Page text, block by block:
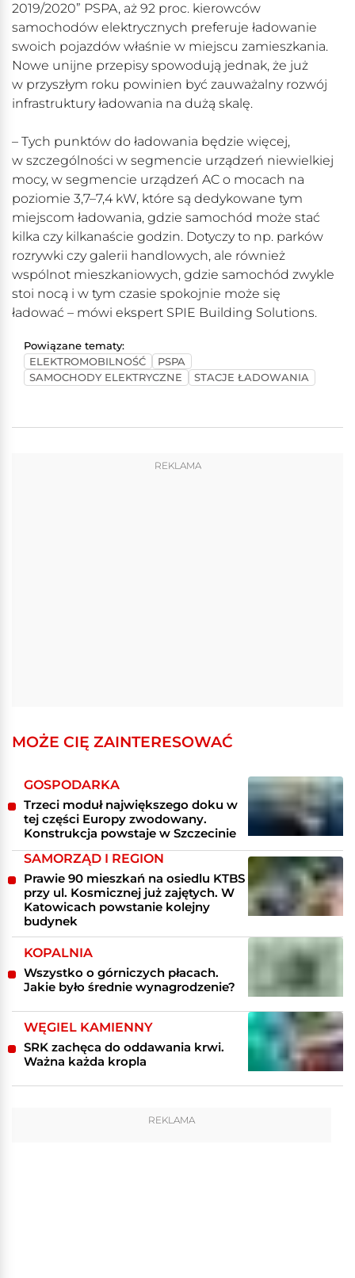
2019/2020” PSPA, aż 92 proc. kierowców
samochodów elektrycznych preferuje ładowanie
swoich pojazdów właśnie w miejscu zamieszkania.
Nowe unijne przepisy spowodują jednak, że już
w przyszłym roku powinien być zauważalny rozwój
infrastruktury ładowania na dużą skalę.
– Tych punktów do ładowania będzie więcej,
w szczególności w segmencie urządzeń niewielkiej
mocy, w segmencie urządzeń AC o mocach na
poziomie 3,7–7,4 kW, które są dedykowane tym
miejscom ładowania, gdzie samochód może stać
kilka czy kilkanaście godzin. Dotyczy to np. parków
rozrywki czy galerii handlowych, ale również
wspólnot mieszkaniowych, gdzie samochód zwykle
stoi nocą i w tym czasie spokojnie może się
ładować – mówi ekspert SPIE Building Solutions.
Powiązane tematy:
ELEKTROMOBILNOŚĆ
PSPA
SAMOCHODY ELEKTRYCZNE
STACJE ŁADOWANIA
REKLAMA
MOŻE CIĘ ZAINTERESOWAĆ
GOSPODARKA
Trzeci moduł największego doku w
tej części Europy zwodowany.
Konstrukcja powstaje w Szczecinie
SAMORZĄD I REGION
Prawie 90 mieszkań na osiedlu KTBS
przy ul. Kosmicznej już zajętych. W
Katowicach powstanie kolejny
budynek
KOPALNIA
Wszystko o górniczych płacach.
Jakie było średnie wynagrodzenie?
WĘGIEL KAMIENNY
SRK zachęca do oddawania krwi.
Ważna każda kropla
REKLAMA